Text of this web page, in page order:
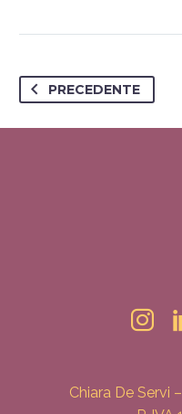
PRECEDENTE
Chiara De Servi